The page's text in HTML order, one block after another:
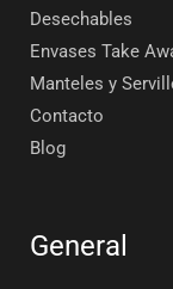
Desechables
Envases Take
Manteles y
Contacto
Blog
General